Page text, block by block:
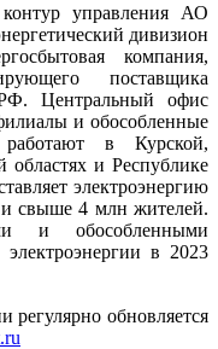
управления АО
дивизион
компания,
поставщика
Центральный офис
и обособленные
работают в Курской,
и Республике
электроэнергию
свыше 4 млн жителей.
и обособленными
в 2023
регулярно обновляется